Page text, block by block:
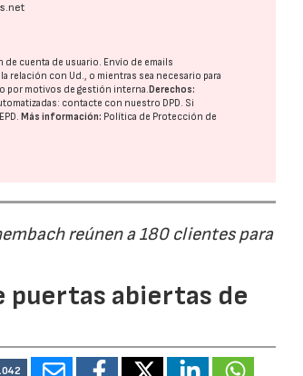
cuenta de usuario. Envío de emails
relación con Ud., o mientras sea necesario para
por motivos de gestión interna. Derechos:
contacte con nuestro DPD. Si
. Más información: Política de Protección de
reúnen a 180 clientes para
puertas abiertas de